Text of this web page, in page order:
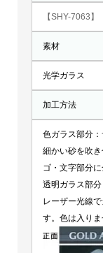
【SHY-7063】
素材
光学ガラス
加工方法
色ガラス部分
細かい砂を吹
ゴ・文字部分に
透明ガラス部
レーザー光線
す。色は入りま